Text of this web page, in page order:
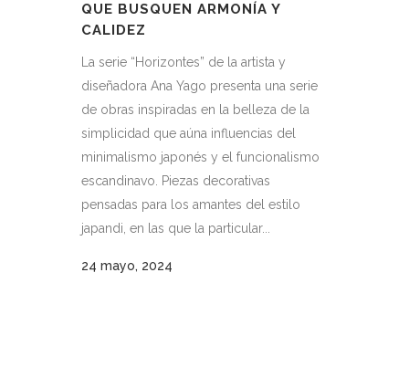
QUE BUSQUEN ARMONÍA Y
CALIDEZ
La serie “Horizontes” de la artista y
diseñadora Ana Yago presenta una serie
de obras inspiradas en la belleza de la
simplicidad que aúna influencias del
minimalismo japonés y el funcionalismo
escandinavo. Piezas decorativas
pensadas para los amantes del estilo
japandi, en las que la particular...
24 mayo, 2024